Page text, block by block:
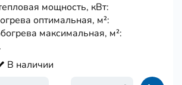
мощность, кВт:
оптимальная, м²:
максимальная, м²:
В наличии